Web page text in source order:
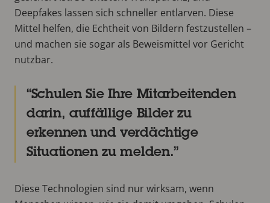
Deepfakes lassen sich schneller entlarven. Diese
Mittel helfen, die Echtheit von Bildern festzustellen –
und machen sie sogar als Beweismittel vor Gericht
nutzbar.
Schulen Sie Ihre Mitarbeitenden
darin, auffällige Bilder zu
erkennen und verdächtige
Situationen zu melden.
Diese Technologien sind nur wirksam, wenn